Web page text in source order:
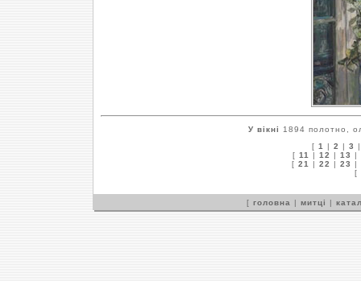
У вікні
1894 полотно,
[ 1 | 2 | 3
[ 11 | 12 | 13 |
[ 21 | 22 | 23
|
[
[ головна | митці |